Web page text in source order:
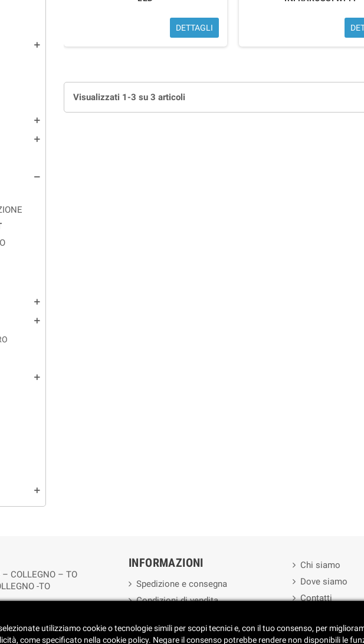
add
add
add
remove
add
add
add
add
DETTAGLI
Visualizzati 1-3 su 3 articoli
COLLEGNO – TO
-TO
INFORMAZIONI
Spedizione e consegna
Condizioni di vendita
Chi siamo
Dove siamo
Contatti
Aggiorna le preferenze dei Cookies
utilizziamo cookie o tecnologie simili per scopi tecnici e, con il tuo consenso, per
come specificato nella cookie policy. Negare il consenso potrebbe rendere non disponibili le